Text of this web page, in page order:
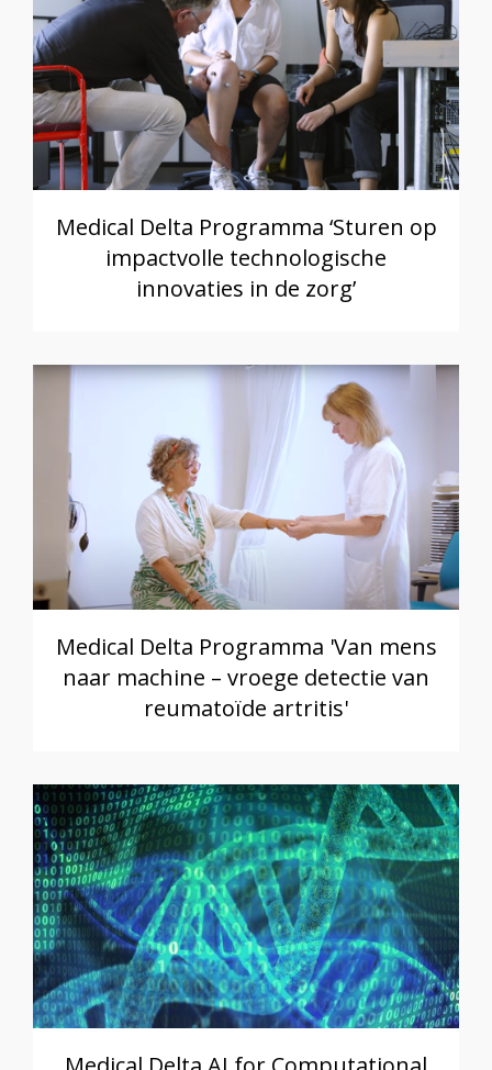
Medical Delta Programma ‘Sturen op
impactvolle technologische
innovaties in de zorg’
Medical Delta Programma 'Van mens
naar machine – vroege detectie van
reumatoïde artritis'